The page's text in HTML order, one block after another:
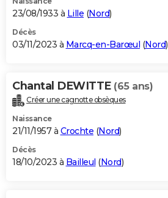
23/08/1933 à Lille (Nord)
Décès
03/11/2023 à Marcq-en-Barœul (Nord)
Chantal DEWITTE (65 ans)
Créer une cagnotte obsèques
Naissance
21/11/1957 à Crochte (Nord)
Décès
18/10/2023 à Bailleul (Nord)